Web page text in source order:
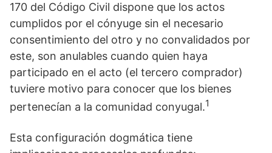
170 del Código Civil dispone que los actos
cumplidos por el cónyuge sin el necesario
consentimiento del otro y no convalidados por
este, son anulables cuando quien haya
participado en el acto (el tercero comprador)
tuviere motivo para conocer que los bienes
pertenecían a la comunidad conyugal.1
Esta configuración dogmática tiene